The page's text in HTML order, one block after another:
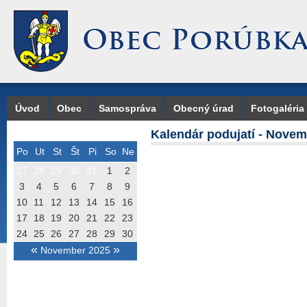
Úvod Obec Samospráva Obecný úrad Fotogaléria
Po Ut St Št Pi So Ne
« November 2025 »
1
2
3
4 5 6 7 8
9
10
11 12 13 14 15
16
17
18 19 20 21 22
23
24
25 26 27 28 29 30
Kalendár podujatí -